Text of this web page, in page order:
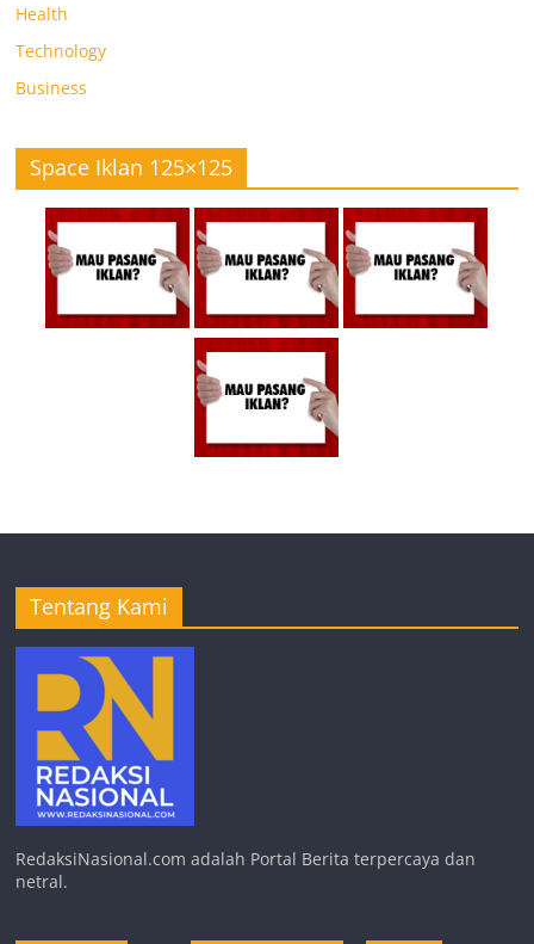
Health
Technology
Business
Space Iklan 125×125
Tentang Kami
RedaksiNasional.com adalah Portal Berita terpercaya dan
netral.